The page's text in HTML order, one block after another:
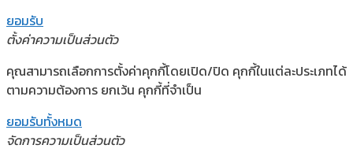
ยอมรับ
ตั้งค่าความเป็นส่วนตัว
คุณสามารถเลือกการตั้งค่าคุกกี้โดยเปิด/ปิด คุกกี้ในแต่ละประเภทได้
ตามความต้องการ ยกเว้น คุกกี้ที่จำเป็น
ยอมรับทั้งหมด
จัดการความเป็นส่วนตัว